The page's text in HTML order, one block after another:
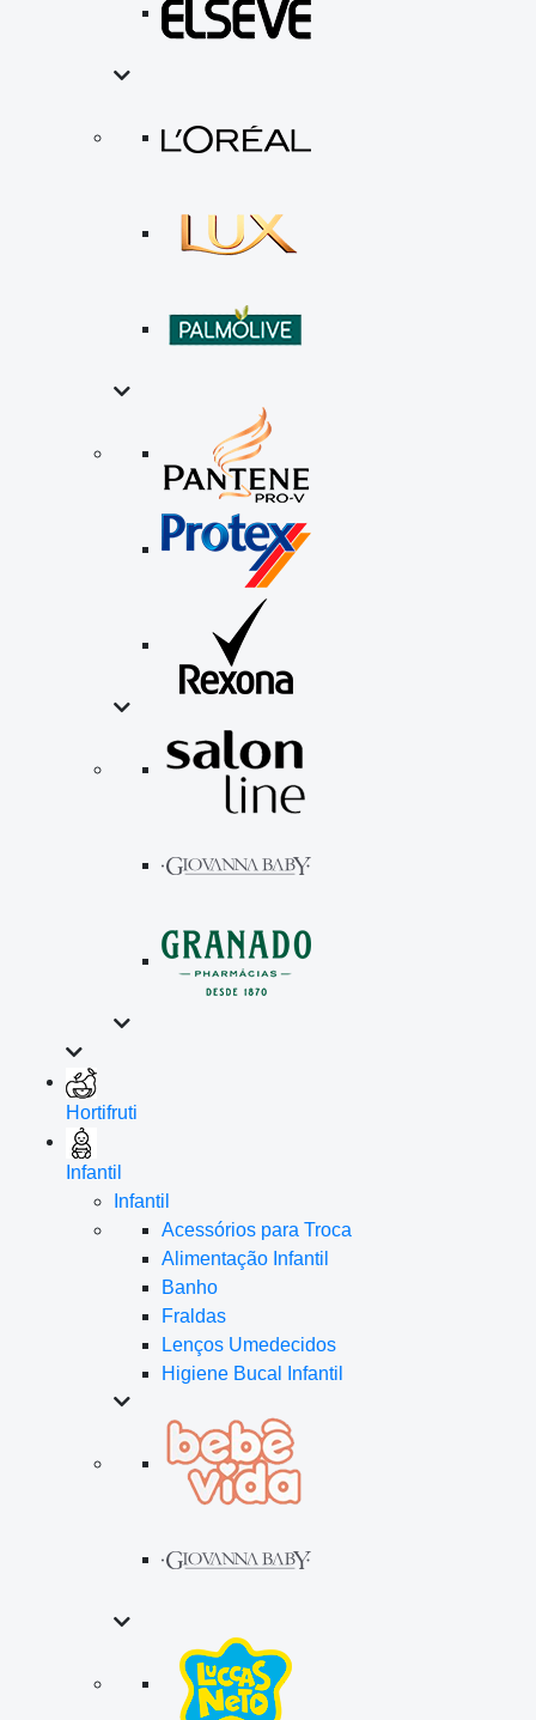
Hortifruti
Infantil
Infantil
Acessórios para Troca
Alimentação Infantil
Banho
Fraldas
Lenços Umedecidos
Higiene Bucal Infantil